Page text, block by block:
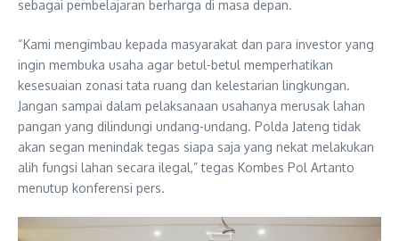
sebagai pembelajaran berharga di masa depan.
“Kami mengimbau kepada masyarakat dan para investor yang
ingin membuka usaha agar betul-betul memperhatikan
kesesuaian zonasi tata ruang dan kelestarian lingkungan.
Jangan sampai dalam pelaksanaan usahanya merusak lahan
pangan yang dilindungi undang-undang. Polda Jateng tidak
akan segan menindak tegas siapa saja yang nekat melakukan
alih fungsi lahan secara ilegal,” tegas Kombes Pol Artanto
menutup konferensi pers.